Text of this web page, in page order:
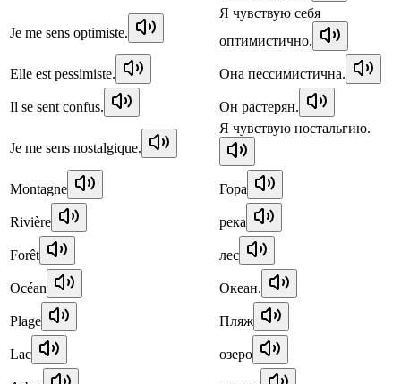
Je me sens optimiste.
Я чувствую себя
оптимистично.
Elle est pessimiste. Она пессимистична.
Il se sent confus. Он растерян.
Je me sens nostalgique.
Я чувствую ностальгию.
Montagne Гора
Rivière река
Forêt лес
Océan Океан.
Plage Пляж
Lac озеро